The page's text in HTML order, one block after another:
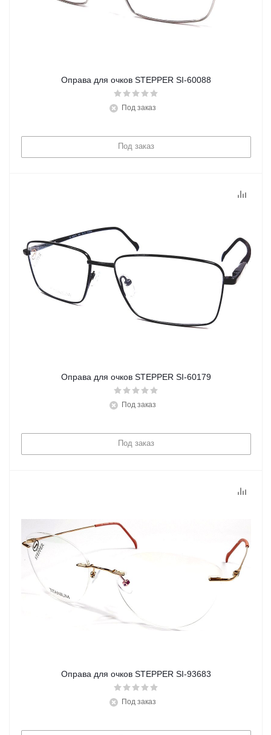
Оправа для очков STEPPER SI-60088
Под заказ
Под заказ
Оправа для очков STEPPER SI-60179
Под заказ
Под заказ
Оправа для очков STEPPER SI-93683
Под заказ